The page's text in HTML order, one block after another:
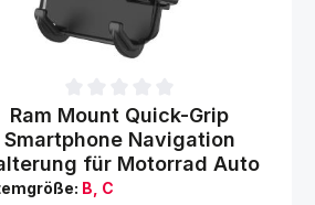
Bewertung von 0 von 5
Ram Mount Quick-Grip
Smartphone Navigation
für Motorrad Auto
B, C